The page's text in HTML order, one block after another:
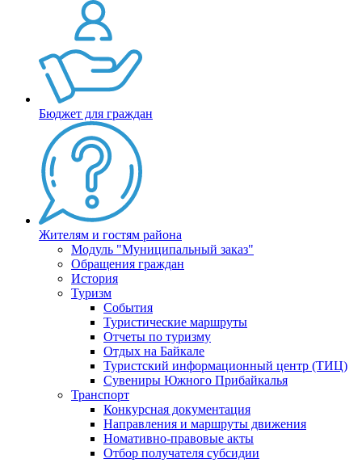
Бюджет для граждан
Жителям и гостям района
Модуль "Муниципальный заказ"
Обращения граждан
История
Туризм
События
Туристические маршруты
Отчеты по туризму
Отдых на Байкале
Туристский информационный центр (ТИЦ)
Сувениры Южного Прибайкалья
Транспорт
Конкурсная документация
Направления и маршруты движения
Номативно-правовые акты
Отбор получателя субсидии